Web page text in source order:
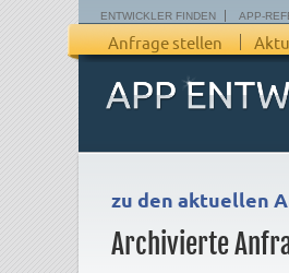
ENTWICKLER FINDEN APP-
Anfrage stellen
zu den aktuellen
Archivierte